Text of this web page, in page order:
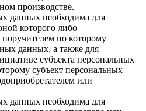
производстве.
данных необходима для
которого либо
по которому
данных, а также для
субъекта персональных
субъект персональных
или
данных необходима для